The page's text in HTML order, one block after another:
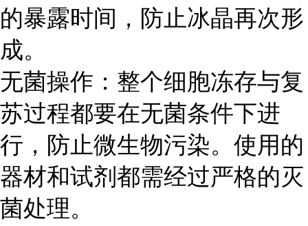
的暴露时间，防止冰晶再次形
成。
无菌操作：整个细胞冻存与复
苏过程都要在无菌条件下进
行，防止微生物污染。使用的
器材和试剂都需经过严格的灭
菌处理。